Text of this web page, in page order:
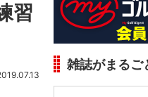
習
雑誌がまるご